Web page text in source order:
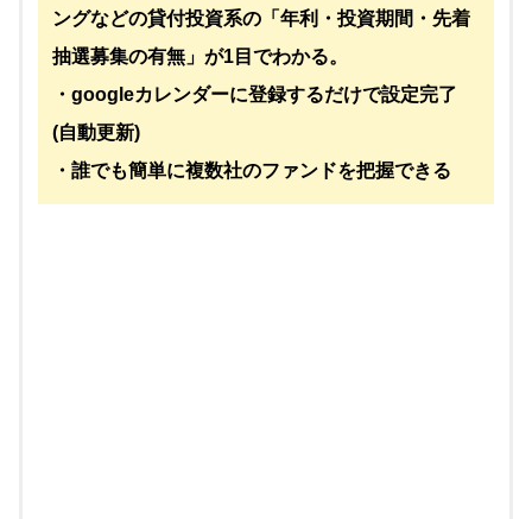
ングなどの貸付投資系の「年利・投資期間・先着
抽選募集の有無」が1目でわかる。
・googleカレンダーに登録するだけで設定完了
(自動更新)
・誰でも簡単に複数社のファンドを把握できる